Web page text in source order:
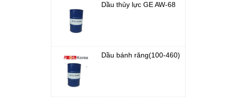
Dầu thủy lực GE AW-68
Dầu bánh răng(100-460)